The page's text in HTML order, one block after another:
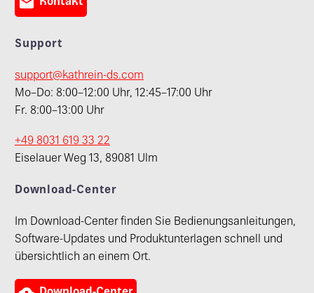
Kontakt
Support
support@kathrein-ds.com
Mo–Do: 8:00–12:00 Uhr, 12:45–17:00 Uhr
Fr. 8:00–13:00 Uhr
+49 8031 619 33 22
Eiselauer Weg 13, 89081 Ulm
Download-Center
Im Download-Center finden Sie Bedienungsanleitungen,
Software-Updates und Produktunterlagen schnell und
übersichtlich an einem Ort.